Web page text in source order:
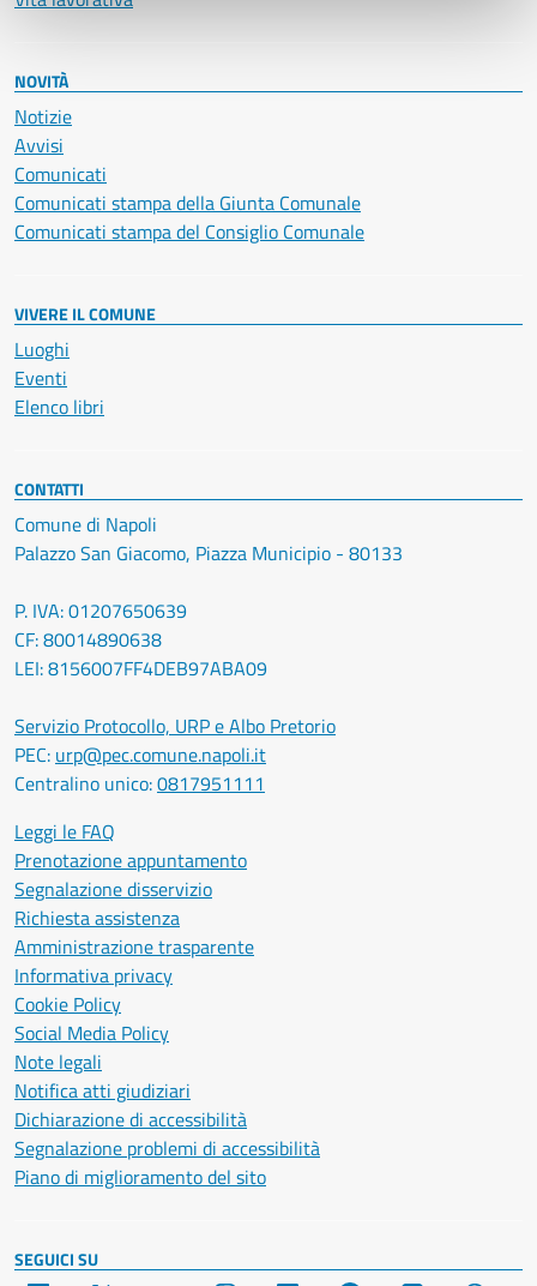
NOVITÀ
Notizie
Avvisi
Comunicati
Comunicati stampa della Giunta Comunale
Comunicati stampa del Consiglio Comunale
VIVERE IL COMUNE
Luoghi
Eventi
Elenco libri
CONTATTI
Comune di Napoli
Palazzo San Giacomo, Piazza Municipio - 80133
P. IVA: 01207650639
CF: 80014890638
LEI: 8156007FF4DEB97ABA09
Servizio Protocollo, URP e Albo Pretorio
PEC: urp@pec.comune.napoli.it
Centralino unico:0817951111
Leggi le FAQ
Prenotazione appuntamento
Segnalazione disservizio
Richiesta assistenza
Amministrazione trasparente
Informativa privacy
Cookie Policy
Social Media Policy
Note legali
Notifica atti giudiziari
Dichiarazione di accessibilità
Segnalazione problemi di accessibilità
Piano di miglioramento del sito
SEGUICI SU